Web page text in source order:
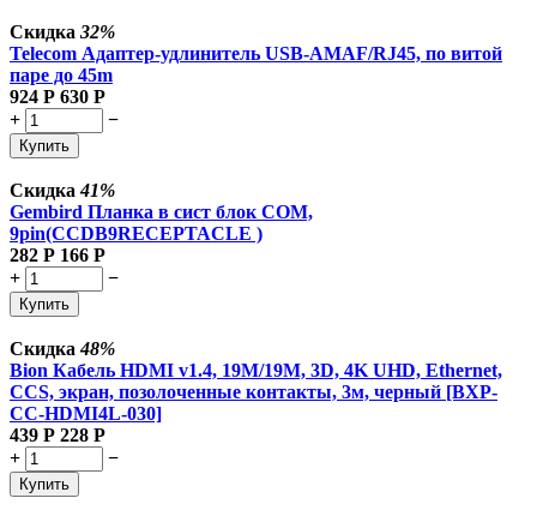
Скидка 32%
Telecom Адаптер-удлинитель USB-AMAF/RJ45, по витой
паре до 45m
924 Р 630 Р
+
−
Купить
Скидка41%
Gembird Планка в сист блок COM,
9pin(CCDB9RECEPTACLE )
282 Р 166 Р
+
−
Купить
Скидка48%
Bion Кабель HDMI v1.4, 19M/19M, 3D, 4K UHD, Ethernet,
CCS, экран, позолоченные контакты, 3м, черный [BXP-
CC-HDMI4L-030]
439 Р 228 Р
+
−
Купить